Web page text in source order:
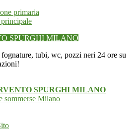
primaria
principale
SPURGHI MILANO
tubi, wc, pozzi neri 24 ore su
SPURGHI MILANO
sommerse Milano